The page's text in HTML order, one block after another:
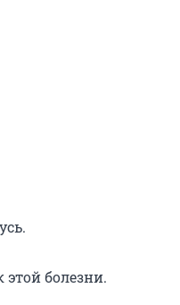
болезни.